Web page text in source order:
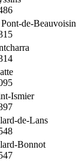
de-Beauvoisin
Ismier
de-Lans
Bonnot